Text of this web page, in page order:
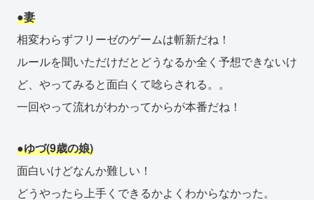
●妻
相変わらずフリーゼのゲームは斬新だね！
ルールを聞いただけだとどうなるか全く予想できないけ
ど、やってみると面白くて唸らされる。。
一回やって流れがわかってからが本番だね！
●ゆづ(9歳の娘)
面白いけどなんか難しい！
どうやったら上手くできるかよくわからなかった。